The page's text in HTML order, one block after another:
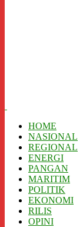
HOME
NASIONAL
REGIONAL
ENERGI
PANGAN
MARITIM
POLITIK
EKONOMI
RILIS
OPINI